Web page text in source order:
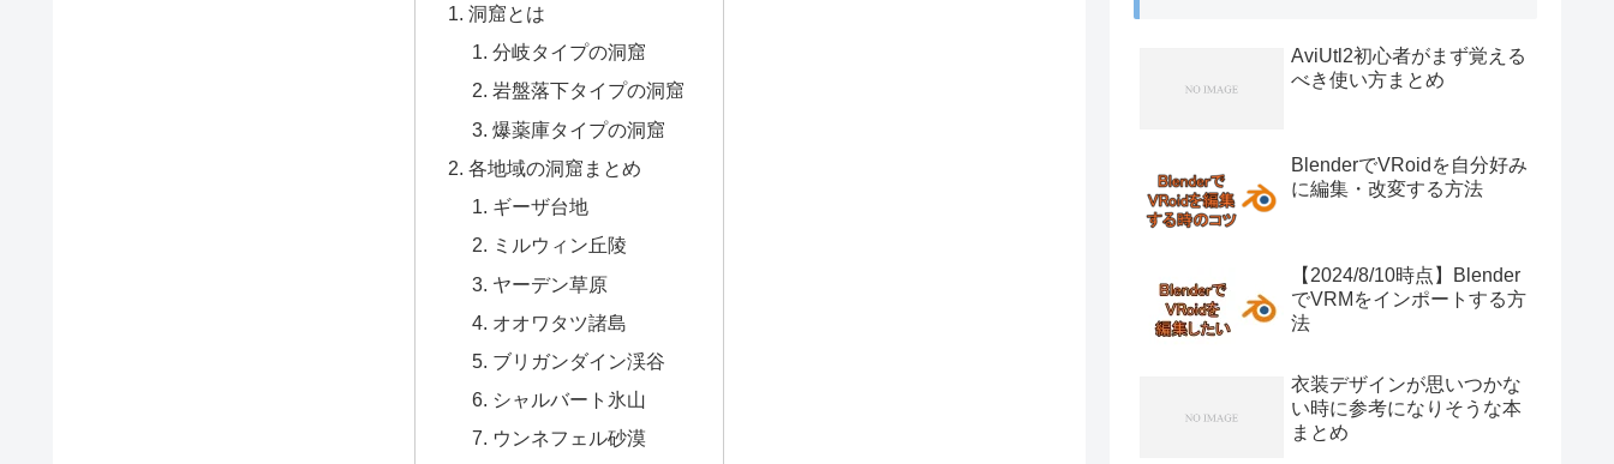
洞窟とは
分岐タイプの洞窟
岩盤落下タイプの洞窟
爆薬庫タイプの洞窟
各地域の洞窟まとめ
ギーザ台地
ミルウィン丘陵
ヤーデン草原
オオワタツ諸島
ブリガンダイン渓谷
シャルバート氷山
ウンネフェル砂漠
AviUtl2初心者がまず覚える
べき使い方まとめ
BlenderでVRoidを自分好み
に編集・改変する方法
【2024/8/10時点】Blender
でVRMをインポートする方
法
衣装デザインが思いつかな
い時に参考になりそうな本
まとめ